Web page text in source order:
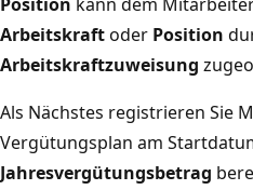
Position kann dem
Arbeitskraftoder Position
Arbeitskraftzuweisung
Als Nächstes registrieren Sie
Vergütungsplan am
Jahresvergütungsbetrag